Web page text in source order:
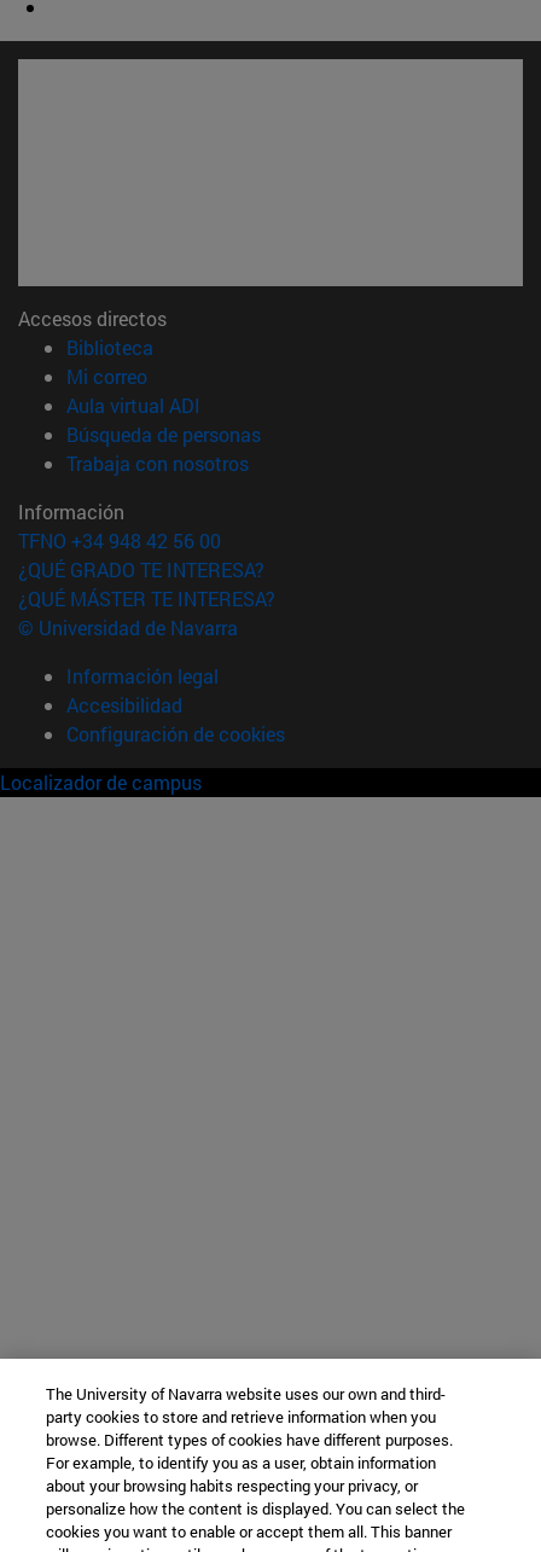
Accesos directos
Biblioteca
Mi correo(abre en nueva ventana)
Aula virtual ADI
Búsqueda de personas(abre en nueva ventana)
Trabaja con nosotros(abre en nueva ventana)
Información
TFNO +34 948 42 56 00
¿QUÉ GRADO TE INTERESA?
¿QUÉ MÁSTER TE INTERESA?
© Universidad de Navarra
Información legal
Accesibilidad
Configuración de cookies
Localizador de campus
The University of Navarra website uses our own and third-
party cookies to store and retrieve information when you
browse. Different types of cookies have different purposes.
For example, to identify you as a user, obtain information
about your browsing habits respecting your privacy, or
personalize how the content is displayed. You can select the
cookies you want to enable or accept them all. This banner